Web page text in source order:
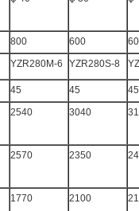
800 600
YZR280M-6 YZR280S-8
45 45 45
2540 3040
2570 2350
1770 2100